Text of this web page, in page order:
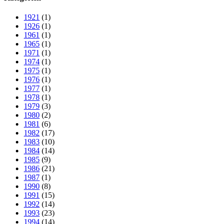
1921 (1)
1926 (1)
1961 (1)
1965 (1)
1971 (1)
1974 (1)
1975 (1)
1976 (1)
1977 (1)
1978 (1)
1979 (3)
1980 (2)
1981 (6)
1982 (17)
1983 (10)
1984 (14)
1985 (9)
1986 (21)
1987 (1)
1990 (8)
1991 (15)
1992 (14)
1993 (23)
1994 (14)